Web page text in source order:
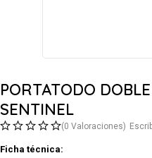
PORTATODO
SENTINEL
(0 Valoraciones)
Ficha técnica: